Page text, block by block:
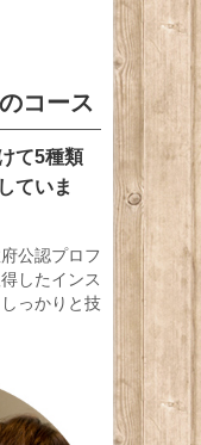
コース
て5種類
ていま
公認プロフ
したインス
っかりと技